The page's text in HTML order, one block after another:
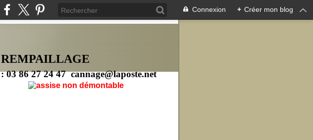
Connexion + Créer mon blog
REMPAILLAGE
86 27 24 47 cannage@laposte.net